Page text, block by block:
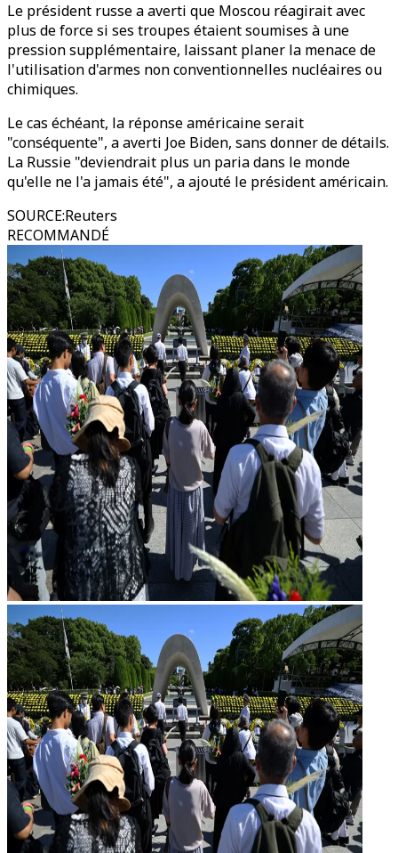
Le président russe a averti que Moscou réagirait avec
plus de force si ses troupes étaient soumises à une
pression supplémentaire, laissant planer la menace de
l'utilisation d'armes non conventionnelles nucléaires ou
chimiques.
Le cas échéant, la réponse américaine serait
"conséquente", a averti Joe Biden, sans donner de détails.
La Russie "deviendrait plus un paria dans le monde
qu'elle ne l'a jamais été", a ajouté le président américain.
SOURCE:Reuters
RECOMMANDÉ